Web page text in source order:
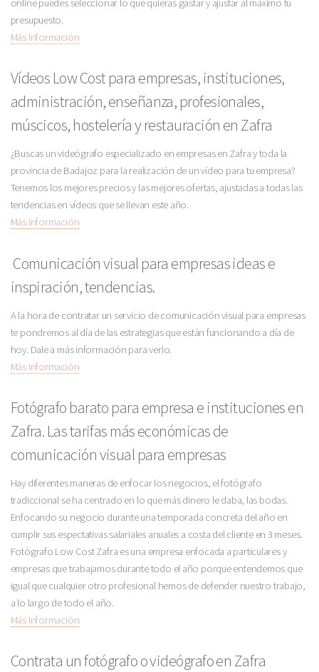
online puedes seleccionar lo que quieras gastar y ajustar al máximo tu
presupuesto.
Más Información
Vídeos Low Cost para empresas, instituciones,
administración, enseñanza, profesionales,
múscicos, hostelería y restauración en Zafra
¿Buscas un videógrafo especializado en empresas en Zafra y toda la
provincia de Badajoz para la realización de un vídeo para tu empresa?
Tenemos los mejores precios y las mejores ofertas, ajustadas a todas las
tendencias en vídeos que se llevan este año.
Más Información
Comunicación visual para empresas ideas e
inspiración, tendencias.
A la hora de contratar un servicio de comunicación visual para empresas
te pondremos al día de las estrategias que están funcionando a día de
hoy. Dale a más información para verlo.
Más Información
Fotógrafo barato para empresa e instituciones en
Zafra. Las tarifas más económicas de
comunicación visual para empresas
Hay diferentes maneras de enfocar los negocios, el fotógrafo
tradiccional se ha centrado en lo que más dinero le daba, las bodas.
Enfocando su negocio durante una temporada concreta del año en
cumplir sus espectativas salariales anuales a costa del cliente en 3 meses.
Fotógrafo Low Cost Zafra es una empresa enfocada a particulares y
empresas que trabajamos durante todo el año porque entendemos que
igual que cualquier otro profesional hemos de defender nuestro trabajo,
a lo largo de todo el año.
Más Información
Contrata un fotógrafo o videógrafo en Zafra